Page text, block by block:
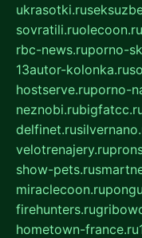
ukrasotki.ru
sovratili.ruolecoon.ru
rbc-news.ruporno-
13autor-kolonka.ru
hostserve.ruporno-
neznobi.ru
delfinet.ru
velotrenajery.ru
show-pets.ru
miraclecoon.ru
firehunters.ru
hometown-france.ru